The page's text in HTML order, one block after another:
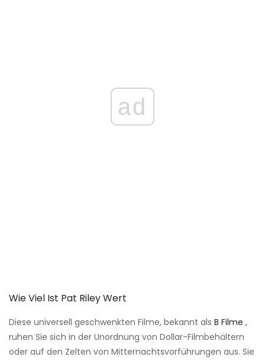
ad
Wie Viel Ist Pat Riley Wert
Diese universell geschwenkten Filme, bekannt als B Filme ,
ruhen Sie sich in der Unordnung von Dollar-Filmbehältern
oder auf den Zelten von Mitternachtsvorführungen aus. Sie